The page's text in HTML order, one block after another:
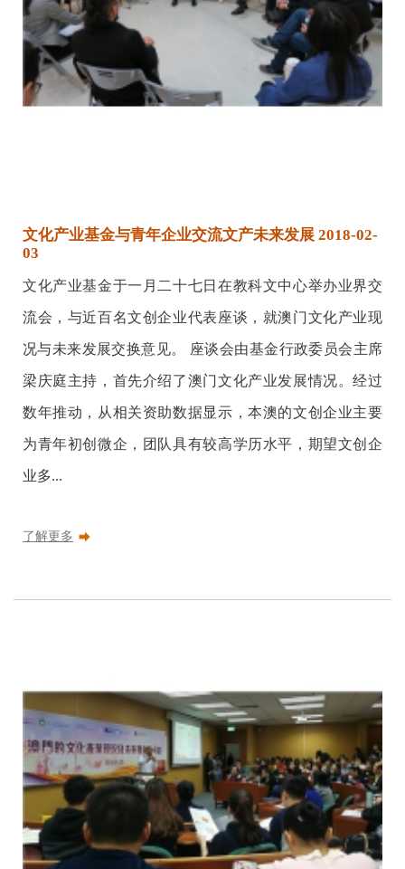
文化产业基金与青年企业交流文产未来发展 2018-02-
03
文化产业基金于一月二十七日在教科文中心举办业界交
流会，与近百名文创企业代表座谈，就澳门文化产业现
况与未来发展交换意见。 座谈会由基金行政委员会主席
梁庆庭主持，首先介绍了澳门文化产业发展情况。经过
数年推动，从相关资助数据显示，本澳的文创企业主要
为青年初创微企，团队具有较高学历水平，期望文创企
业多...
了解更多